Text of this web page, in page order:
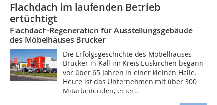
Flachdach im laufenden Betrieb
ertüchtigt
Flachdach-Regeneration für Ausstellungsgebäude
des Möbelhauses Brucker
Die Erfolgsgeschichte des Möbelhauses
Brucker in Kall im Kreis Euskirchen begann
vor über 65 Jahren in einer kleinen Halle.
Heute ist das Unternehmen mit über 300
Mitarbeitenden, einer...